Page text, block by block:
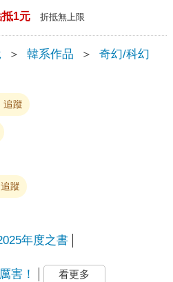
1元 折抵無上限
＞ 韓系作品 ＞ 奇幻/科幻
追蹤
追蹤
年度之書
害！ 看更多